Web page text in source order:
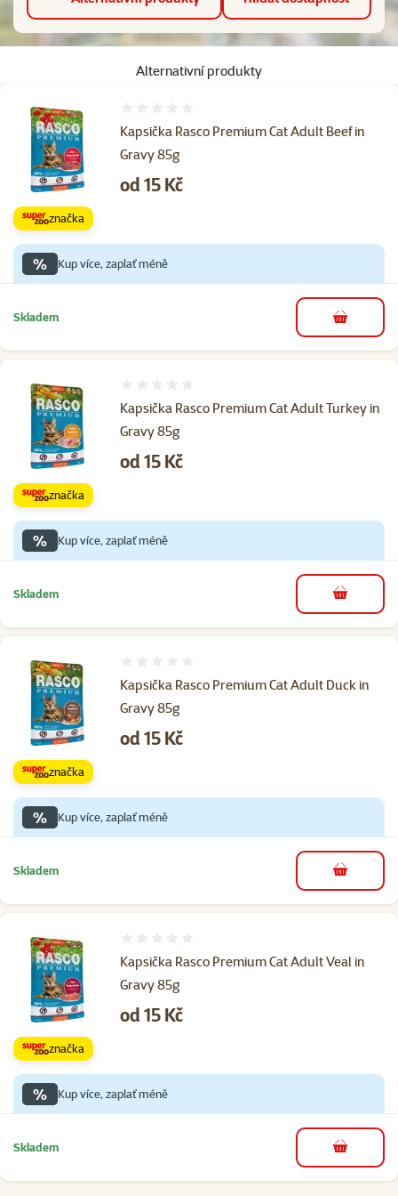
Alternativní produkty
Kapsička Rasco Premium Cat Adult Beef in
Gravy 85g
Cena
od 15 Kč
značka
% Kup více, zaplať méně
Skladem do košíku
Kapsička Rasco Premium Cat Adult Turkey in
Gravy 85g
Cena
od 15 Kč
značka
% Kup více, zaplať méně
Skladem do košíku
Kapsička Rasco Premium Cat Adult Duck in
Gravy 85g
Cena
od 15 Kč
značka
% Kup více, zaplať méně
Skladem do košíku
Kapsička Rasco Premium Cat Adult Veal in
Gravy 85g
Cena
od 15 Kč
značka
% Kup více, zaplať méně
Skladem do košíku